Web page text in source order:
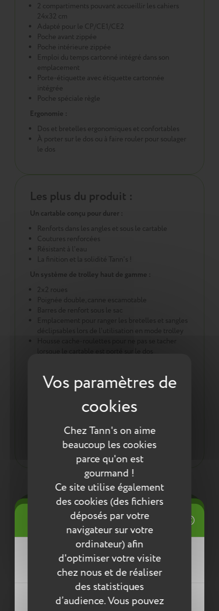
Chez Tann's on aime
beaucoup les cookies
parce qu'on est
gourmand !
Ce site utilise également
des cookies (des fichiers
déposés par votre
navigateur sur votre
ordinateur) afin
d'optimiser votre visite
chez nous et de réaliser
des statistiques
d’audience. Vous pouvez
2 compartiments pouvant accueillir les cahiers
24x32 cm
Adapté pour le CP/CE1/CE2
Poche avant zippée
Poche intérieure zippée
Emploi du temps cartonné intégré dans son
emplacement
Porte-étiquette avec étiquette cartonnée
intégrée
Poche spéciale règle
Ergonomie :
Dos et bretelles ergonomiques et confortables
À porter sur le dos ou à faire rouler pour soulager
le dos
Les plus du produit :
Un cartable conçu pour durer :
Renforts dans les angles et sous le cartable
Coutures renforcées
Résistant à l'eau
La finition et la solidité Tann's !
Un système de trolley haut de gamme :
2x2 roues
Poignée double, canne escamotable
Barres de renfort sous le sac
Emplacement pour ranger les bretelles et sangles
déclipsables lors de l'utilisation en mode trolley
lorsque le cartable est porté sur le dos
Pour plus de sécurité des réfléchissants ont été
intégrés en face avant, sur les côtés et sur les
Tout pour la santé de votre enfant : respect des
normes environnementales européennes ReACH
Entretien
Pour l’entretien de nos produits, nous vous
conseillons d’utiliser un chiffon humide ou une
éponge légèrement humidifiée à l'eau
savonneuse. N’utilisez pas de produits agressifs
qui risqueraient de détériorer le produit.
Compléter la collection
Mes listes d'envies
Créer une nouvelle liste
((title))
((createText))
Connexion
Vous devez être connecté pour ajouter
des produits à votre liste d'envies.
((loginText))